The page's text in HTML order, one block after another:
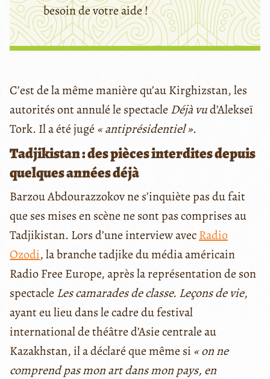
besoin de votre aide !
C’est de la même manière qu’au Kirghizstan, les
autorités ont annulé le spectacle Déjà vud’Alekseï
Tork. Il a été jugé « antiprésidentiel ».
Tadjikistan : des pièces interdites depuis
quelques années déjà
Barzou Abdourazzokov ne s’inquiète pas du fait
que ses mises en scène ne sont pas comprises au
Tadjikistan. Lors d’une interview avecRadio
Ozodi, la branche tadjike du média américain
Radio Free Europe, après la représentation de son
spectacle Les camarades de classe. Leçons de vie,
ayant eu lieu dans le cadre du festival
international de théâtre d’Asie centrale au
Kazakhstan, il a déclaré que même si « on ne
comprend pas mon art dans mon pays, en